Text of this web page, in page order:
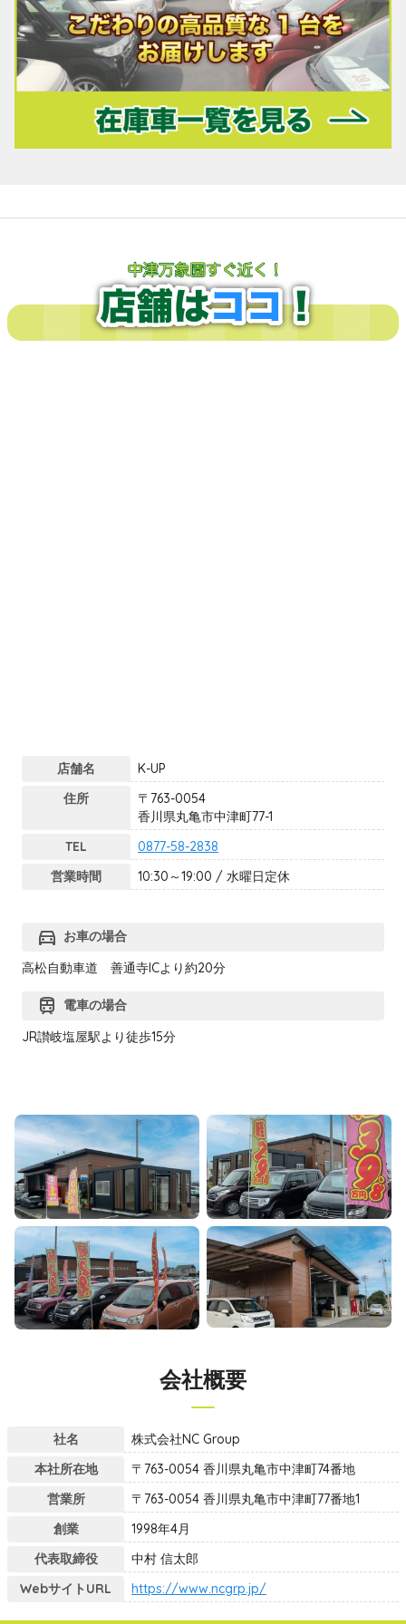
店舗名
K-UP
住所
〒763-0054
香川県丸亀市中津町77-1
TEL
0877-58-2838
営業時間
10:30～19:00 / 水曜日定休
directions_car お車の場合
高松自動車道 善通寺ICより約20分
train
電車の場合
JR讃岐塩屋駅より徒歩15分
会社概要
社名
株式会社NC Group
本社所在地
〒763-0054 香川県丸亀市中津町74番地
営業所
〒763-0054 香川県丸亀市中津町77番地1
創業
1998年4月
代表取締役
中村 信太郎
WebサイトURL
https://www.ncgrp.jp/